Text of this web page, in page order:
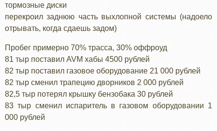
тормозные диски
перекроил заднюю часть выхлопной системы (надоело
отрывать, когда сдаешь задом)
Пробег примерно 70% трасса, 30% оффроуд
81 тыр поставил AVM хабы 4500 рублей
82 тыр поставил газовое оборудование 21 000 рублей
82 тыр сменил трапецию дворников 2 000 рублей
82,5 тыр потерял крышку бензобака 30 рублей
83 тыр сменил испаритель в газовом оборудовании 1
000 рублей